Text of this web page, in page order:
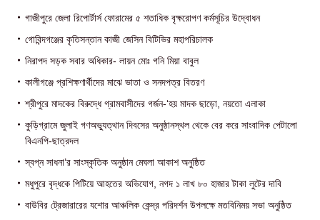
গাজীপুরে জেলা রিপোর্টার্স ফোরামের ৫ শতাধিক বৃক্ষরোপণ কর্মসূচির উদ্বোধন
গোবিন্দগঞ্জের কৃতিসন্তান কাজী জেসিন বিটিভির মহাপরিচালক
নিরাপদ সড়ক সবার অধিকার- লায়ন মোঃ গনি মিয়া বাবুল
কালীগঞ্জে প্রশিক্ষণার্থীদের মাঝে ভাতা ও সনদপত্র বিতরণ
শ্রীপুরে মাদকের বিরুদ্ধে গ্রামবাসীদের গর্জন-‘হয় মাদক ছাড়ো, নয়তো এলাকা
কুড়িগ্রামে জুলাই গণঅভ্যুত্থান দিবসের অনুষ্ঠানস্থল থেকে বের করে সাংবাদিক পেটালো
বিএনপি-ছাত্রদল
স্বপ্ন সাধনা’র সাংস্কৃতিক অনুষ্ঠান মেঘলা আকাশ অনুষ্ঠিত
মধুপুরে বৃদ্ধকে পিটিয়ে আহতের অভিযোগ, নগদ ১ লাখ ৮০ হাজার টাকা লুটের দাবি
বাউবির ট্রেজারারের যশোর আঞ্চলিক কেন্দ্র পরিদর্শন উপলক্ষে মতবিনিময় সভা অনুষ্ঠিত